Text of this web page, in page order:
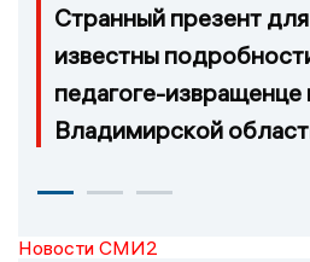
Странный презент
известны
педагоге-извращенце
Владимирской
Новости СМИ2